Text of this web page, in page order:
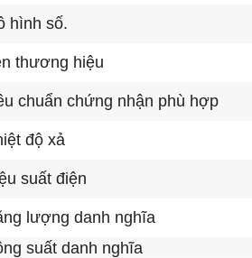
hình số.
thương hiệu
chuẩn chứng nhận phù hợp
độ xả
suất điện
lượng danh nghĩa
suất danh nghĩa